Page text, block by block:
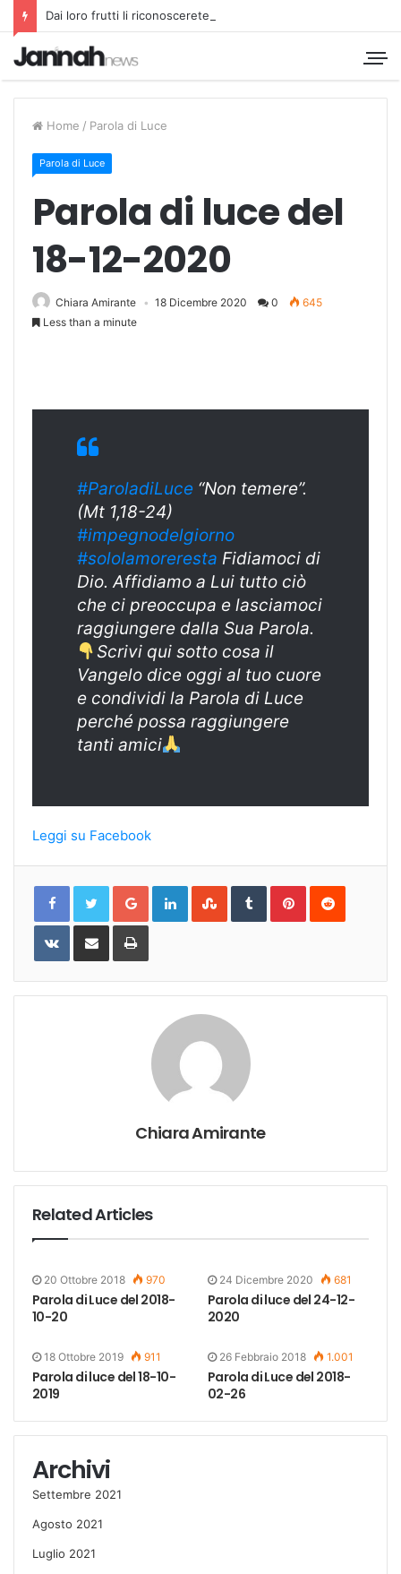
Dai loro frutti li riconoscerete
Home / Parola di Luce
Parola di Luce
Parola di luce del
18-12-2020
Chiara Amirante 18 Dicembre 2020 0
645
Less than a minute
#ParoladiLuce “Non temere”.
(Mt 1,18-24)
#impegnodelgiorno
#sololamoreresta Fidiamoci di
Dio. Affidiamo a Lui tutto ciò
che ci preoccupa e lasciamoci
raggiungere dalla Sua Parola.
Scrivi qui sotto cosa il
Vangelo dice oggi al tuo cuore
e condividi la Parola di Luce
perché possa raggiungere
tanti amici
Leggi su Facebook
Google+LinkedInStumbleUpon
TumblrPinterestReddit
VKontakteShare
Email
Print
Chiara Amirante
Related Articles
20 Ottobre 2018 970
Parola di Luce del 2018-
10-20
24 Dicembre 2020 681
Parola di luce del 24-12-
2020
18 Ottobre 2019 911
Parola di luce del 18-10-
2019
26 Febbraio 2018 1.001
Parola di Luce del 2018-
02-26
Archivi
Settembre 2021
Agosto 2021
Luglio 2021